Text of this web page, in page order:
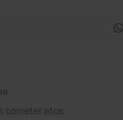
cometer atos